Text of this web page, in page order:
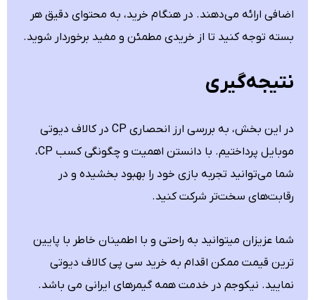
اضافی ارائه می‌دهند. در هنگام خرید، به محتوای دقیق هر
بسته توجه کنید تا از خریدی مطمئن و مفید برخوردار شوید.
نتیجه‌گیری
در این بخش، به بررسی ارز انحصاری CP در کالاف دیوتی
موبایل پرداختیم. با دانستن اهمیت و چگونگی کسب CP،
شما می‌توانید تجربه بازی خود را بهبود بخشیده و در
رقابت‌های سخت‌تر شرکت کنید.
شما عزیزان میتوانید به راحتی و با اطمینان خاطر با پایین
ترین قیمت ممکن اقدام به خرید سی پی کالاف دیوتی
نمایید. نیکوجم در خدمت همه گیمرهای ایرانی می باشد.